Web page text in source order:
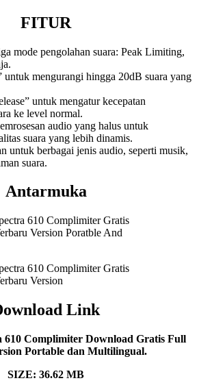
FITUR
mode pengolahan suara: Peak Limiting,
untuk mengurangi hingga 20dB suara yang
untuk mengatur kecepatan
ke level normal.
audio yang halus untuk
suara yang lebih dinamis.
untuk berbagai jenis audio, seperti musik,
suara.
Antarmuka
Link
610 Complimiter Download Gratis Full
Portable dan Multilingual.
SIZE: 36.62 MB